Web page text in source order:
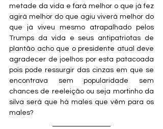
metade da vida e fará melhor o que já fez
agirá melhor do que agiu viverá melhor do
que já viveu mesmo atrapalhado pelos
Trumps da vida e seus antipatriotas de
plantão acho que o presidente atual deve
agradecer de joelhos por esta patacoada
pois pode ressurgir das cinzas em que se
encontrava sem popularidade sem
chances de reeleição ou seja mortinho da
silva será que há males que vêm para os
males?